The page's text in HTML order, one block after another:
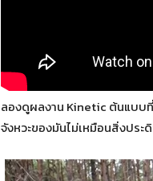
ลองดูผลงาน Kinetic ต้นแบบที่
จังหวะของมันไม่เหมือนสิ่งปร